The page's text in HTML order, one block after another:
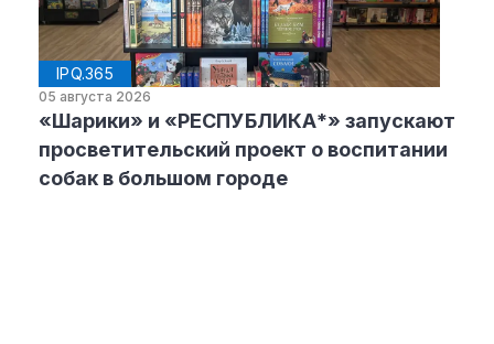
IPQ.365
05 августа 2026
«Шарики» и «РЕСПУБЛИКА*» запускают
просветительский проект о воспитании
собак в большом городе